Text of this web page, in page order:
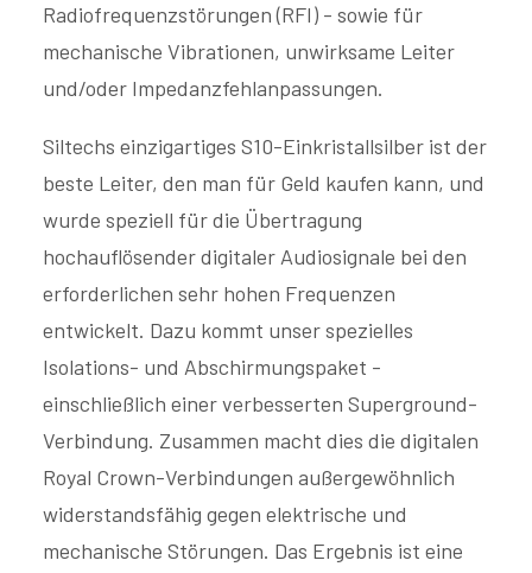
Radiofrequenzstörungen (RFI) - sowie für
mechanische Vibrationen, unwirksame Leiter
und/oder Impedanzfehlanpassungen.
Siltechs einzigartiges S10-Einkristallsilber ist der
beste Leiter, den man für Geld kaufen kann, und
wurde speziell für die Übertragung
hochauflösender digitaler Audiosignale bei den
erforderlichen sehr hohen Frequenzen
entwickelt. Dazu kommt unser spezielles
Isolations- und Abschirmungspaket -
einschließlich einer verbesserten Superground-
Verbindung. Zusammen macht dies die digitalen
Royal Crown-Verbindungen außergewöhnlich
widerstandsfähig gegen elektrische und
mechanische Störungen. Das Ergebnis ist eine